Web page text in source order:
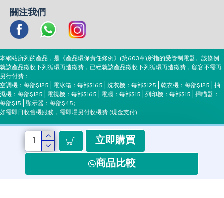
立即購買
商品比較
關注我們
本網站所列的產品，是《產品環保責任條例》(第603章)所指的受管制電器。該條例
就該產品徵收下列循環再造徵費，已經就該產品徵收下列循環再造徵費，顧客不需再
另行付費：
空調機：每部$125 | 電冰箱：每部$165 | 洗衣機：每部$125 | 乾衣機：每部$125 | 抽
濕機：每部$125 | 電視機：每部$165 | 電腦：每部$15 | 列印機：每部$15 | 掃瞄器：
每部$15 | 顯示器：每部$45;
如需即日收舊機服務，需即場另付收機費 (現金支付)